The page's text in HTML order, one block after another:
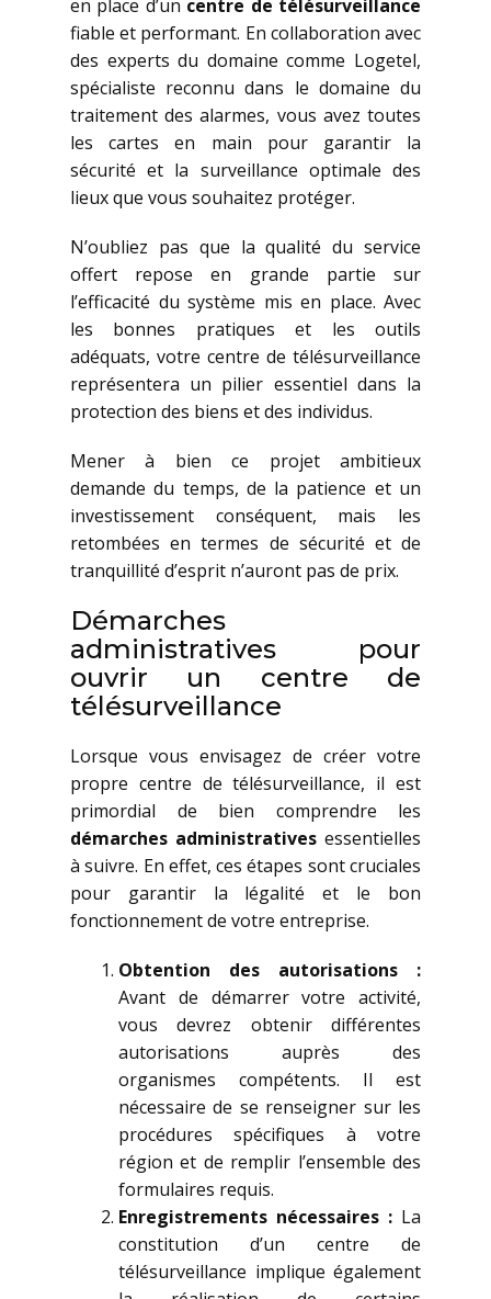
en place d’un centre de télésurveillance
fiable et performant. En collaboration avec
des experts du domaine comme Logetel,
spécialiste reconnu dans le domaine du
traitement des alarmes, vous avez toutes
les cartes en main pour garantir la
sécurité et la surveillance optimale des
lieux que vous souhaitez protéger.
N’oubliez pas que la qualité du service
offert repose en grande partie sur
l’efficacité du système mis en place. Avec
les bonnes pratiques et les outils
adéquats, votre centre de télésurveillance
représentera un pilier essentiel dans la
protection des biens et des individus.
Mener à bien ce projet ambitieux
demande du temps, de la patience et un
investissement conséquent, mais les
retombées en termes de sécurité et de
tranquillité d’esprit n’auront pas de prix.
Démarches
administratives pour
ouvrir un centre de
télésurveillance
Lorsque vous envisagez de créer votre
propre centre de télésurveillance, il est
primordial de bien comprendre les
démarches administratives essentielles
à suivre. En effet, ces étapes sont cruciales
pour garantir la légalité et le bon
fonctionnement de votre entreprise.
Obtention des autorisations :
Avant de démarrer votre activité,
vous devrez obtenir différentes
autorisations auprès des
organismes compétents. Il est
nécessaire de se renseigner sur les
procédures spécifiques à votre
région et de remplir l’ensemble des
formulaires requis.
Enregistrements nécessaires : La
constitution d’un centre de
télésurveillance implique également